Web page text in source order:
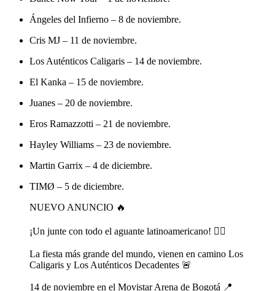
Ángeles del Infierno – 8 de noviembre.
Cris MJ – 11 de noviembre.
Los Auténticos Caligaris – 14 de noviembre.
El Kanka – 15 de noviembre.
Juanes – 20 de noviembre.
Eros Ramazzotti – 21 de noviembre.
Hayley Williams – 23 de noviembre.
Martin Garrix – 4 de diciembre.
TIMØ – 5 de diciembre.
NUEVO ANUNCIO 🔥
¡Un junte con todo el aguante latinoamericano! 👌🏻
La fiesta más grande del mundo, vienen en camino Los
Caligaris y Los Auténticos Decadentes 🚨
14 de noviembre en el Movistar Arena de Bogotá 📍